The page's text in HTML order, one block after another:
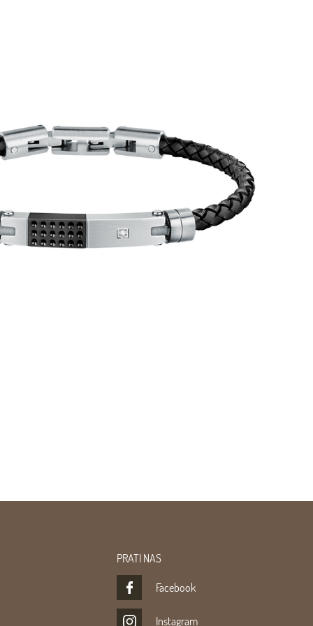
PRATI NAS
Facebook
Instagram